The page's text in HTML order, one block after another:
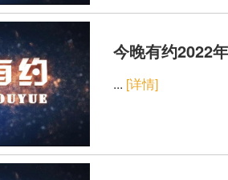
今晚有约2022
... [详情]